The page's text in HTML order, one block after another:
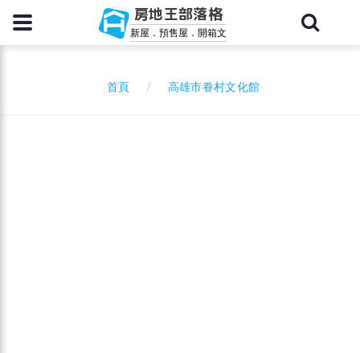
房地王部落格
新屋．預售屋．開箱文
首頁 高雄市眷村文化館